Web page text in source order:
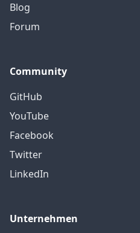
Blog
Forum
Community
GitHub
YouTube
Facebook
Twitter
LinkedIn
Unternehmen